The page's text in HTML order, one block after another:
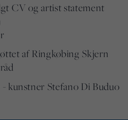
CV og artist statement
af Ringkøbing Skjern
kunstner Stefano Di Buduo